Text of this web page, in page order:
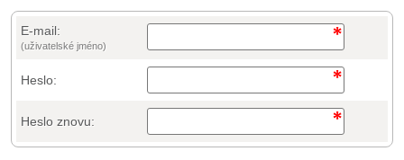
E-mail:
(uživatelské jméno)
Heslo:
Heslo znovu: